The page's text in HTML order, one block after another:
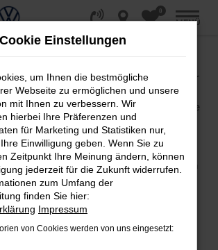
0
MENÜ
Gebrauchtwagen oder Jahreswagen
Osnabrück oder Paderborn? Oder
EU Neuwagen oder gebrauchten
und nicht mühselig die vielen online
im Automarkt der Zeitungen
Hier sind Sie richtig!
das folgende graue Suchfeld für ein
NETWORK ERROR
Cookie Einstellungen
um Ihnen die bestmögliche
Webseite zu ermöglichen und unsere
mit Ihnen zu verbessern. Wir
hierbei Ihre Präferenzen und
für Marketing und Statistiken nur,
Einwilligung geben. Wenn Sie zu
Zeitpunkt Ihre Meinung ändern, können
jederzeit für die Zukunft widerrufen.
zum Umfang der
finden Sie hier:
Impressum
von Cookies werden von uns eingesetzt: